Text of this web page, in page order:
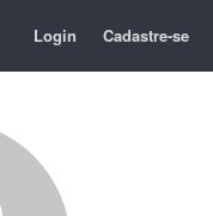
Login Cadastre-se